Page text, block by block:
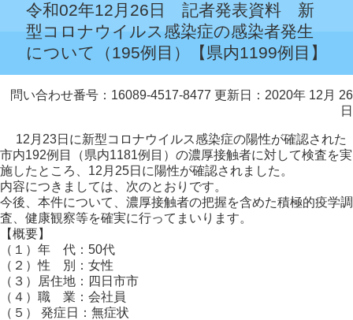
令和02年12月26日 記者発表資料 新
型コロナウイルス感染症の感染者発生
について（195例目）【県内1199例目】
問い合わせ番号：16089-4517-8477 更新日：2020年 12月 26
日
12月23日に新型コロナウイルス感染症の陽性が確認された
市内192例目（県内1181例目）の濃厚接触者に対して検査を実
施したところ、12月25日に陽性が確認されました。
内容につきましては、次のとおりです。
今後、本件について、濃厚接触者の把握を含めた積極的疫学調
査、健康観察等を確実に行ってまいります。
【概要】
（１）年 代：50代
（２）性 別：女性
（３）居住地：四日市市
（４）職 業：会社員
（５） 発症日：無症状